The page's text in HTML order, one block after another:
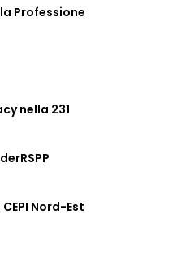
Professione
nella 231
Nord-Est